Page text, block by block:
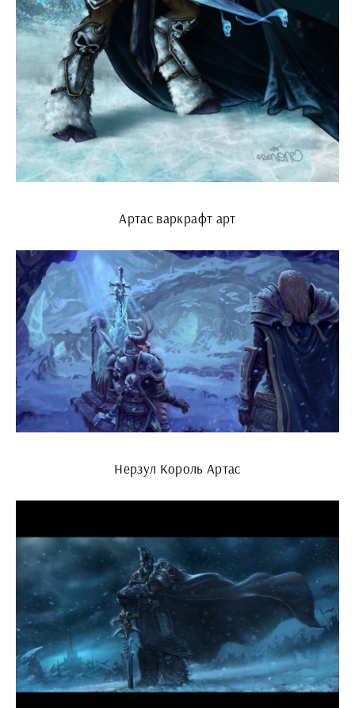
Артас варкрафт арт
Нерзул Король Артас